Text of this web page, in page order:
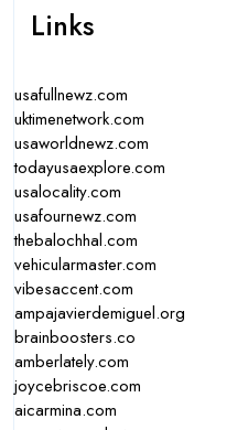
Links
usafullnewz.com
uktimenetwork.com
usaworldnewz.com
todayusaexplore.com
usalocality.com
usafournewz.com
thebalochhal.com
vehicularmaster.com
vibesaccent.com
ampajavierdemiguel.org
brainboosters.co
amberlately.com
joycebriscoe.com
aicarmina.com